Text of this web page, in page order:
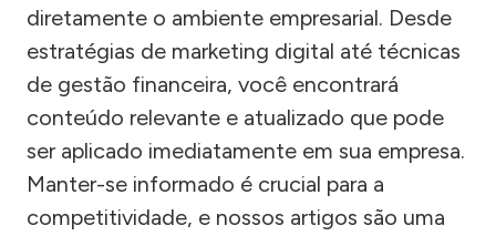
diretamente o ambiente empresarial. Desde
estratégias de marketing digital até técnicas
de gestão financeira, você encontrará
conteúdo relevante e atualizado que pode
ser aplicado imediatamente em sua empresa.
Manter-se informado é crucial para a
competitividade, e nossos artigos são uma